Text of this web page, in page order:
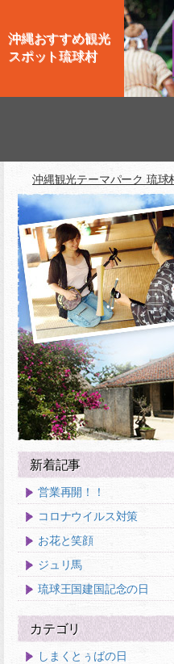
沖縄おすすめ観光
スポット琉球村
沖縄観光テーマパーク 琉球
新着記事
営業再開！！
コロナウイルス対策
お花と笑顔
ジュリ馬
琉球王国建国記念の日
カテゴリ
しまくとぅばの日